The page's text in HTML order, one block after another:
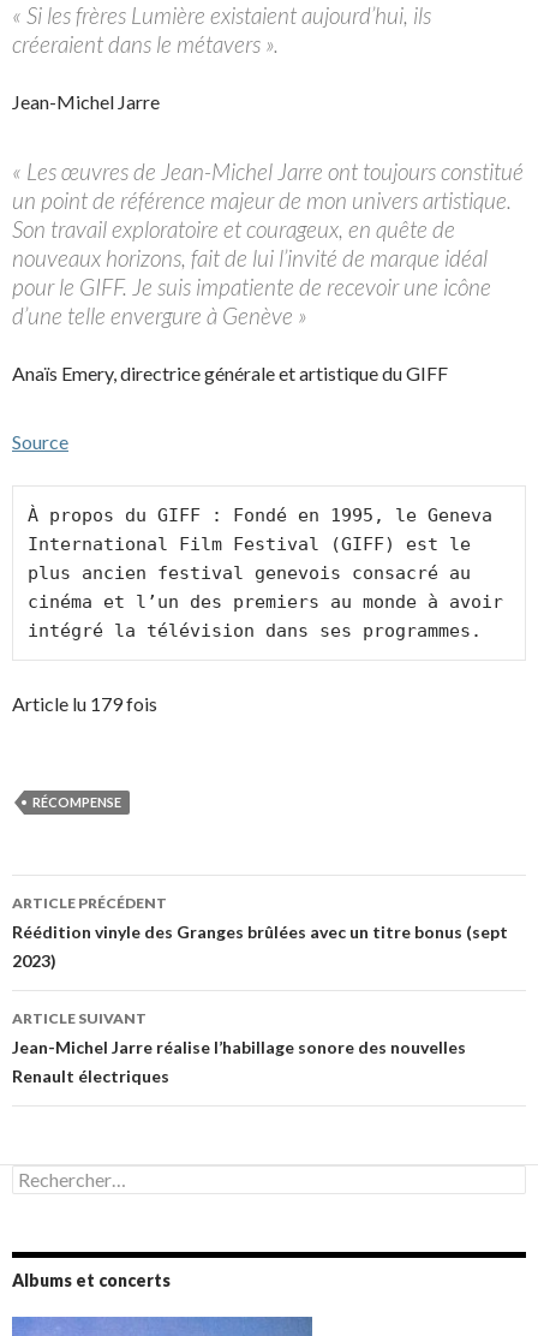
« Si les frères Lumière existaient aujourd’hui, ils
créeraient dans le métavers ».
Jean-Michel Jarre
« Les œuvres de Jean-Michel Jarre ont toujours constitué
un point de référence majeur de mon univers artistique.
Son travail exploratoire et courageux, en quête de
nouveaux horizons, fait de lui l’invité de marque idéal
pour le GIFF. Je suis impatiente de recevoir une icône
d’une telle envergure à Genève »
Anaïs Emery, directrice générale et artistique du GIFF
Source
À propos du GIFF : Fondé en 1995, le Geneva
International Film Festival (GIFF) est le
plus ancien festival genevois consacré au
cinéma et l’un des premiers au monde à avoir
intégré la télévision dans ses programmes.
Article lu 179 fois
RÉCOMPENSE
Navigation
des
articles
ARTICLE PRÉCÉDENT
Réédition vinyle des Granges brûlées avec un titre bonus (sept
2023)
ARTICLE SUIVANT
Jean-Michel Jarre réalise l’habillage sonore des nouvelles
Renault électriques
Rechercher :
Albums et concerts